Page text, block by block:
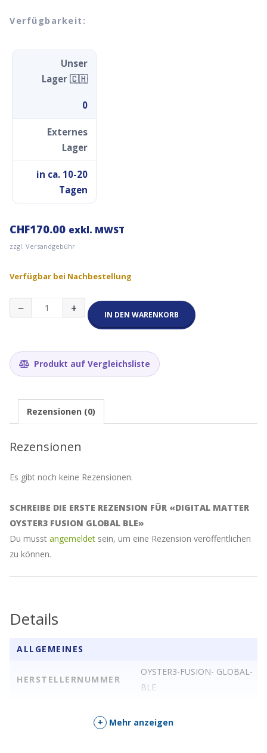
Verfügbarkeit:
Unser
Lager 🇨🇭
0
Externes
Lager
in ca. 10-20
Tagen
CHF170.00 exkl. MWST
zzgl. Versandgebühr
Verfügbar bei Nachbestellung
−
Matter
BLE
Menge
+ IN DEN WARENKORB
Produkt auf Vergleichsliste
Rezensionen (0)
Rezensionen
Es gibt noch keine Rezensionen.
SCHREIBE DIE ERSTE REZENSION FÜR «DIGITAL MATTER
OYSTER3 FUSION GLOBAL BLE»
Du musst angemeldet sein, um eine Rezension veröffentlichen
zu können.
Details
ALLGEMEINES
HERSTELLERNUMMER
OYSTER3-FUSION- GLOBAL-
BLE
+ Mehr anzeigen